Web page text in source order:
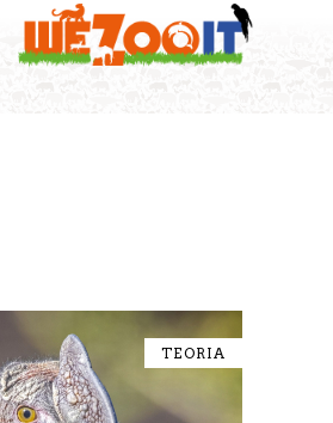
TEORIA